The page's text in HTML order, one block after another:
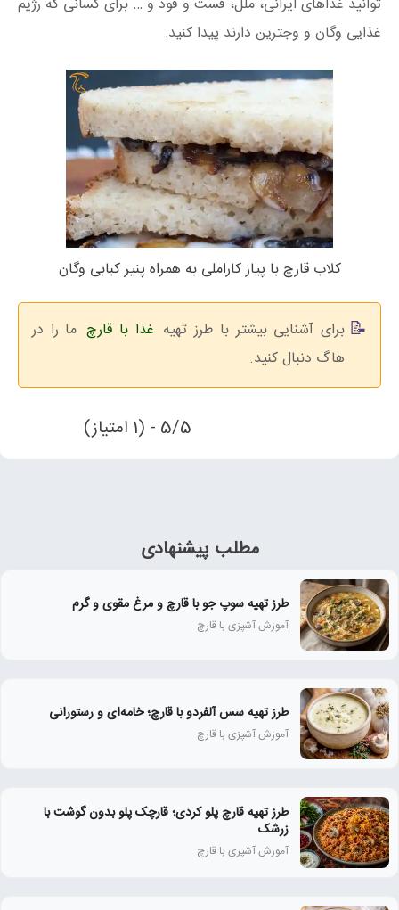
توانید غذاهای ایرانی، ملل، فست و فود و … برای کسانی که رژیم
غذایی وگان و وجترین دارند پیدا کنید.
کلاب قارچ با پیاز کاراملی به همراه پنیر کبابی وگان
برای آشنایی بیشتر با طرز تهیه غذا با قارچ ما را در
هاگ دنبال کنید.
5/5 - (1 امتیاز)
مطلب پیشنهادی
طرز تهیه سوپ جو با قارچ و مرغ مقوی و گرم
آموزش آشپزی با قارچ
طرز تهیه سس آلفردو با قارچ؛ خامه‌ای و رستورانی
آموزش آشپزی با قارچ
طرز تهیه قارچ پلو کردی؛ قارچک پلو بدون گوشت با
زرشک
آموزش آشپزی با قارچ